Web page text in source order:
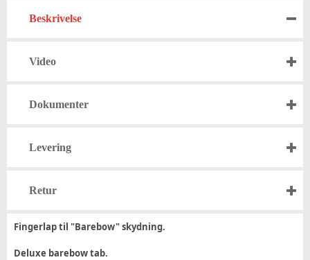
Beskrivelse
Video
Dokumenter
Levering
Retur
Fingerlap til "Barebow" skydning.
Deluxe barebow tab.